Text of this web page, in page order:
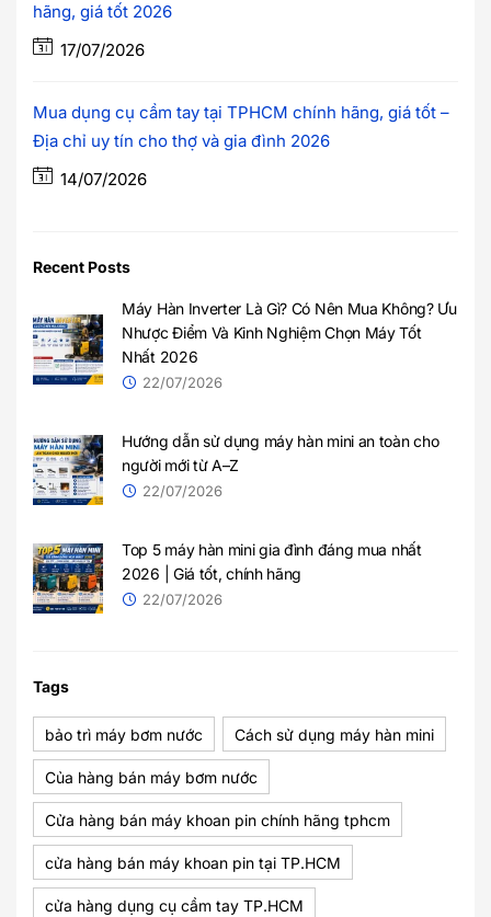
hãng, giá tốt 2026
17/07/2026
Mua dụng cụ cầm tay tại TPHCM chính hãng, giá tốt –
Địa chỉ uy tín cho thợ và gia đình 2026
14/07/2026
Recent Posts
Máy Hàn Inverter Là Gì? Có Nên Mua Không? Ưu
Nhược Điểm Và Kinh Nghiệm Chọn Máy Tốt
Nhất 2026
22/07/2026
Hướng dẫn sử dụng máy hàn mini an toàn cho
người mới từ A–Z
22/07/2026
Top 5 máy hàn mini gia đình đáng mua nhất
2026 | Giá tốt, chính hãng
22/07/2026
Tags
bảo trì máy bơm nước Cách sử dụng máy hàn mini
Của hàng bán máy bơm nước
Cửa hàng bán máy khoan pin chính hãng tphcm
cửa hàng bán máy khoan pin tại TP.HCM
cửa hàng dụng cụ cầm tay TP.HCM